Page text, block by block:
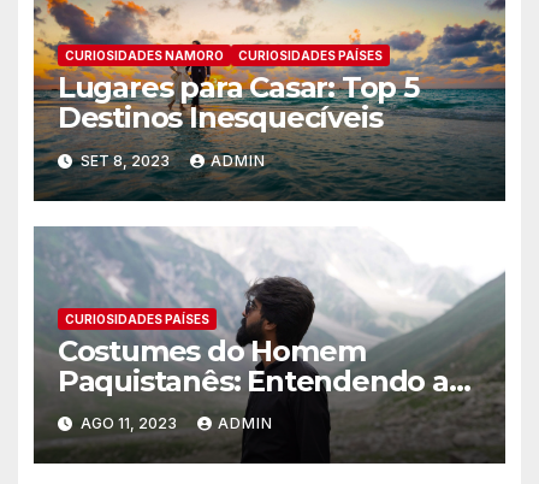
CURIOSIDADES NAMORO CURIOSIDADES PAÍSES
Lugares para Casar: Top 5
Destinos Inesquecíveis
SET 8, 2023 ADMIN
CURIOSIDADES PAÍSES
Costumes do Homem
Paquistanês: Entendendo a
cultura Paquistenesa
AGO 11, 2023 ADMIN